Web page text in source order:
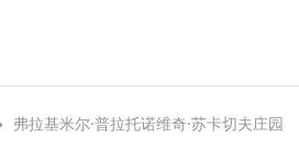
弗拉基米尔·普拉托诺维奇·苏卡切夫庄园